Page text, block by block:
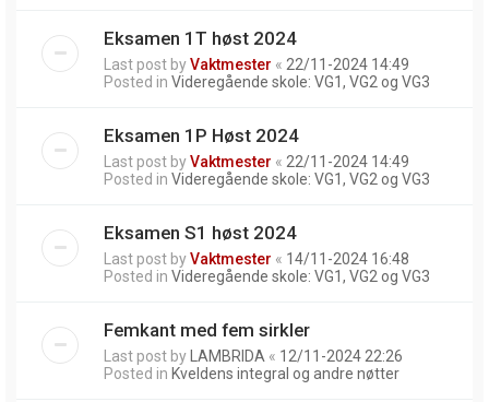
Eksamen 1T høst 2024
Last post byVaktmester « 22/11-2024 14:49
Posted in Videregående skole: VG1, VG2 og VG3
Eksamen 1P Høst 2024
Last post byVaktmester « 22/11-2024 14:49
Posted in Videregående skole: VG1, VG2 og VG3
Eksamen S1 høst 2024
Last post byVaktmester « 14/11-2024 16:48
Posted in Videregående skole: VG1, VG2 og VG3
Femkant med fem sirkler
Last post by LAMBRIDA « 12/11-2024 22:26
Posted in Kveldens integral og andre nøtter